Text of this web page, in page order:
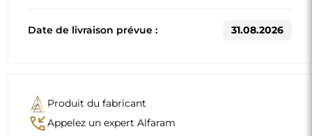
Date de livraison prévue : 31.08.2026
Produit du fabricant
phone_callbackAppelez un expert Alfaram